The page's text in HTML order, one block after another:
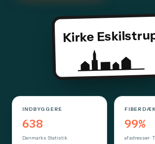
Kirke
INDBYGGERE
638
Danmarks Statistik
99%
af adresser ·